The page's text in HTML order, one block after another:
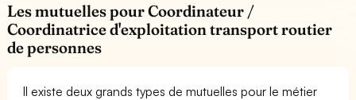
Les mutuelles pour Coordinateur /
Coordinatrice d'exploitation transport routier
de personnes
Il existe deux grands types de mutuelles pour le métier